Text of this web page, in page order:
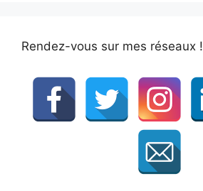
Rendez-vous sur mes réseaux !